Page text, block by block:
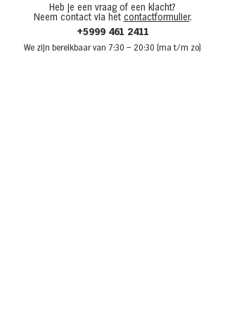
Heb je een vraag of een klacht?
Neem contact via het contactformulier.
+5999 461 2411
We zijn bereikbaar van 7:30 – 20:30 (ma t/m zo)